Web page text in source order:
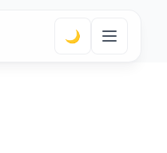
🌙